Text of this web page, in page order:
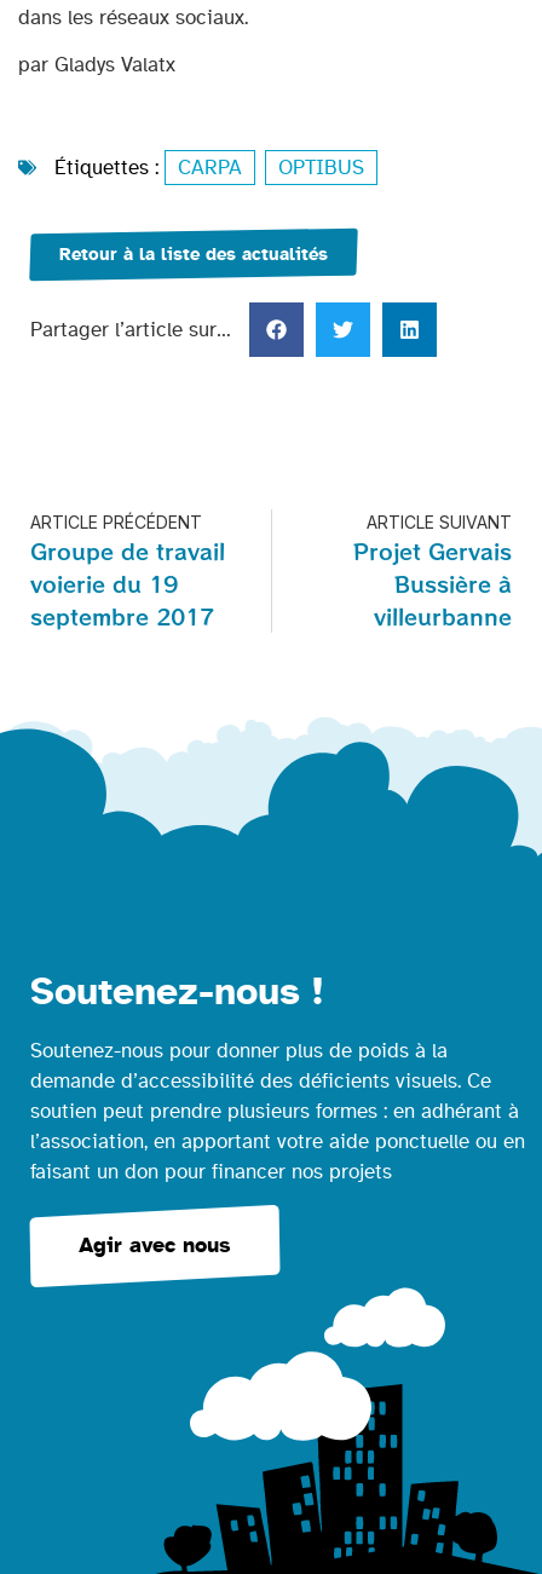
dans les réseaux sociaux.
par Gladys Valatx
Étiquettes : CARPA OPTIBUS
Retour à la liste des actualités
Partager l’article sur…
ARTICLE PRÉCÉDENT
Groupe de travail
voierie du 19
septembre 2017
ARTICLE SUIVANT
Projet Gervais
Bussière à
villeurbanne
Soutenez-nous !
Soutenez-nous pour donner plus de poids à la
demande d’accessibilité des déficients visuels. Ce
soutien peut prendre plusieurs formes : en adhérant à
l’association, en apportant votre aide ponctuelle ou en
faisant un don pour financer nos projets
Agir avec nous